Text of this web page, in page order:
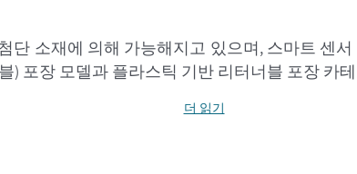
소재에 의해 가능해지고 있으며, 스마트 센
포장 모델과 플라스틱 기반 리터너블 포장 카
더 읽기